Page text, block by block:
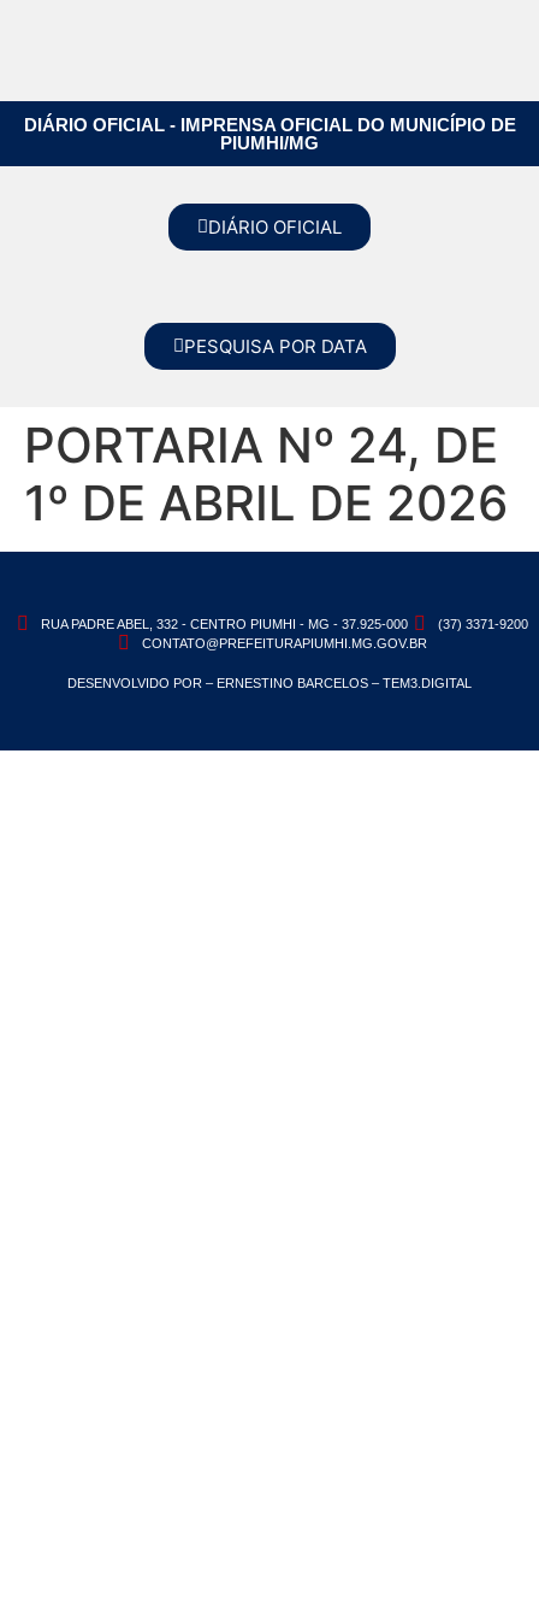
DIÁRIO OFICIAL - IMPRENSA OFICIAL DO MUNICÍPIO DE
PIUMHI/MG
DIÁRIO OFICIAL
PESQUISA POR DATA
PORTARIA Nº 24, DE
1º DE ABRIL DE 2026
RUA PADRE ABEL, 332 - CENTRO PIUMHI - MG - 37.925-000
(37) 3371-9200
CONTATO@PREFEITURAPIUMHI.MG.GOV.BR
DESENVOLVIDO POR – ERNESTINO BARCELOS – TEM3.DIGITAL